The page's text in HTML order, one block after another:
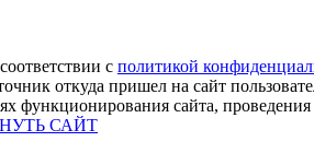
с политикой
откуда пришел на сайт
сайта,
САЙТ